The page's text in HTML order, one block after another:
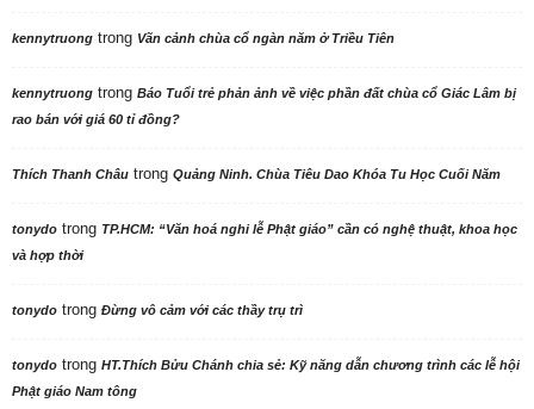
kennytruong trong Vãn cảnh chùa cổ ngàn năm ở Triều Tiên
kennytruong trong Báo Tuổi trẻ phản ảnh về việc phần đất chùa cổ Giác Lâm bị
rao bán với giá 60 tỉ đồng?
Thích Thanh Châu trong Quảng Ninh. Chùa Tiêu Dao Khóa Tu Học Cuối Năm
tonydo trong TP.HCM: “Văn hoá nghi lễ Phật giáo” cần có nghệ thuật, khoa học
và hợp thời
tonydo trong Đừng vô cảm với các thầy trụ trì
tonydo trong HT.Thích Bửu Chánh chia sẻ: Kỹ năng dẫn chương trình các lễ hội
Phật giáo Nam tông